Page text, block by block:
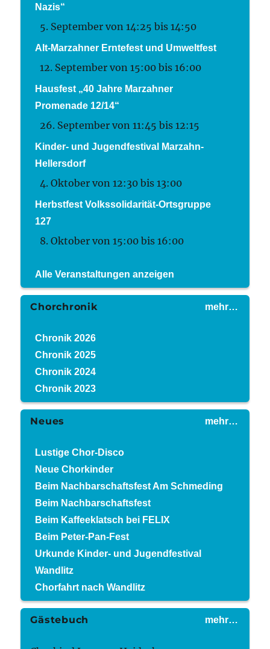
Nazis“
5. September von 14:25 bis14:50
Alt-Marzahner Erntefest und Umweltfest
12. September von 15:00 bis16:00
Hausfest „40 Jahre Marzahner
Promenade 12/14“
26. September von 11:45 bis12:15
Kinder- und Jugendfestival Marzahn-
Hellersdorf
4. Oktober von 12:30 bis13:00
Herbstfest Volkssolidarität-Ortsgruppe
127
8. Oktober von 15:00 bis16:00
Alle Veranstaltungen anzeigen
mehr…
Chorchronik
Chronik 2026
Chronik 2025
Chronik 2024
Chronik 2023
mehr…
Neues
Lustige Chor-Disco
Neue Chorkinder
Beim Nachbarschaftsfest Am Schmeding
Beim Nachbarschaftsfest
Beim Kaffeeklatsch bei FELIX
Beim Peter-Pan-Fest
Urkunde Kinder- und Jugendfestival
Wandlitz
Chorfahrt nach Wandlitz
mehr…
Gästebuch